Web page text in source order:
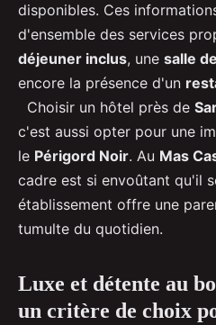
disponibles. Ces
d'ensemble des services
déjeuner inclus, une salle
encore la présence d'un
Choisir un hôtel près de
c'est aussi opter pour une
le Périgord Noir. Au Mas
cadre est si envoûtant qu'il
établissement offre une
tumulte du quotidien.
Luxe et détente au
un critère de choix